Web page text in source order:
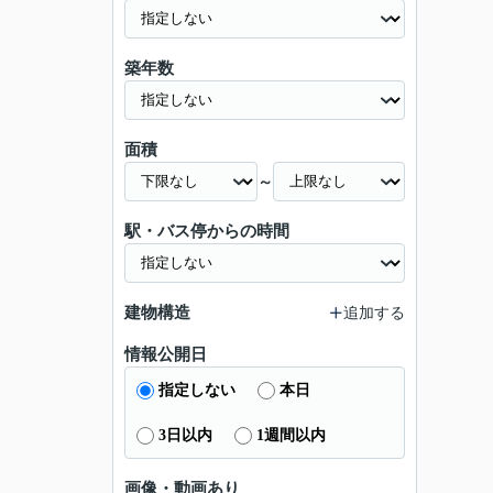
築年数
面積
～
駅・バス停からの時間
建物構造 追加する
情報公開日
指定しない 本日
3日以内 1週間以内
画像・動画あり